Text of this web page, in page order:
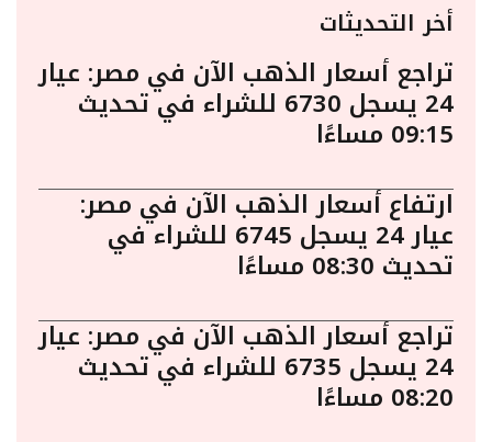
أخر التحديثات
تراجع أسعار الذهب الآن في مصر: عيار
24 يسجل 6730 للشراء في تحديث
09:15 مساءًا
ارتفاع أسعار الذهب الآن في مصر:
عيار 24 يسجل 6745 للشراء في
تحديث 08:30 مساءًا
تراجع أسعار الذهب الآن في مصر: عيار
24 يسجل 6735 للشراء في تحديث
08:20 مساءًا